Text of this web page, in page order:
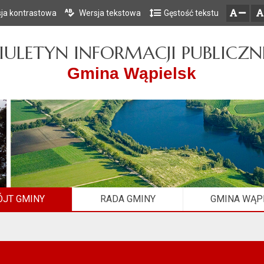
Przejdź do głównego menu
Przejdź do treści
Przejdź do mapy serwisu
kontrastowa Wersja tekstowa Gęstość tekstu
INFORMACJI
Gmina Wąpielsk
GMINY RADA GMINY GMINA